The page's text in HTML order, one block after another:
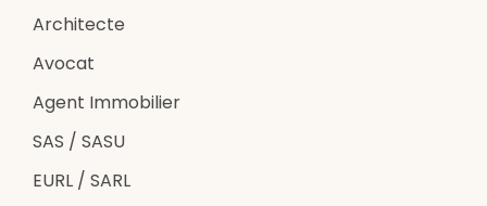
Architecte
Avocat
Agent Immobilier
SAS / SASU
EURL / SARL